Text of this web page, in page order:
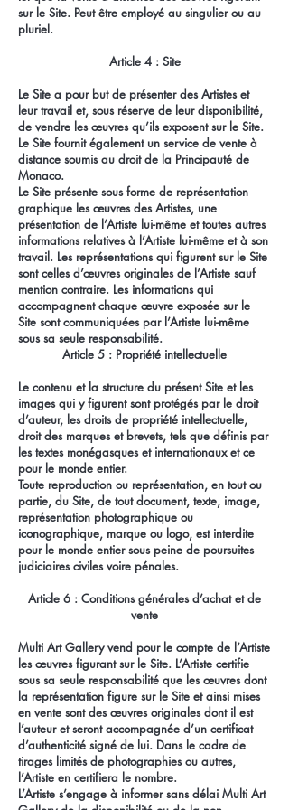
sur le Site. Peut être employé au singulier ou au
pluriel.
Article 4 : Site
Le Site a pour but de présenter des Artistes et
leur travail et, sous réserve de leur disponibilité,
de vendre les œuvres qu’ils exposent sur le Site.
Le Site fournit également un service de vente à
distance soumis au droit de la Principauté de
Monaco.
Le Site présente sous forme de représentation
graphique les œuvres des Artistes, une
présentation de l’Artiste lui-même et toutes autres
informations relatives à l’Artiste lui-même et à son
travail. Les représentations qui figurent sur le Site
sont celles d’œuvres originales de l’Artiste sauf
mention contraire. Les informations qui
accompagnent chaque œuvre exposée sur le
Site sont communiquées par l’Artiste lui-même
sous sa seule responsabilité.
Article 5 : Propriété intellectuelle
Le contenu et la structure du présent Site et les
images qui y figurent sont protégés par le droit
d’auteur, les droits de propriété intellectuelle,
droit des marques et brevets, tels que définis par
les textes monégasques et internationaux et ce
pour le monde entier.
Toute reproduction ou représentation, en tout ou
partie, du Site, de tout document, texte, image,
représentation photographique ou
iconographique, marque ou logo, est interdite
pour le monde entier sous peine de poursuites
judiciaires civiles voire pénales.
Article 6 : Conditions générales d’achat et de
vente
Multi Art Gallery vend pour le compte de l’Artiste
les œuvres figurant sur le Site. L’Artiste certifie
sous sa seule responsabilité que les œuvres dont
la représentation figure sur le Site et ainsi mises
en vente sont des œuvres originales dont il est
l’auteur et seront accompagnée d’un certificat
d’authenticité signé de lui. Dans le cadre de
tirages limités de photographies ou autres,
l’Artiste en certifiera le nombre.
L’Artiste s’engage à informer sans délai Multi Art